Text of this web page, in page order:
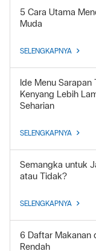
5 Cara Utama
Muda
SELENGKAPNYA
Ide Menu Sarapan
Kenyang Lebih
Seharian
SELENGKAPNYA
Semangka untuk
atau Tidak?
SELENGKAPNYA
6 Daftar Makanan
Rendah